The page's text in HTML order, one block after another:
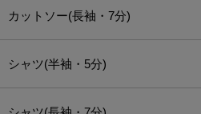
カットソー(長袖・7分)
シャツ(半袖・5分)